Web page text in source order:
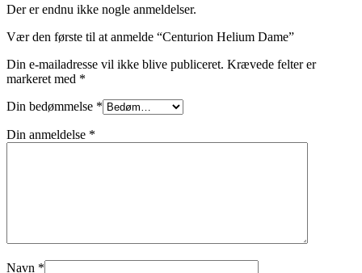
Der er endnu ikke nogle anmeldelser.
Vær den første til at anmelde “Centurion Helium Dame”
Din e-mailadresse vil ikke blive publiceret. Krævede felter er
markeret med *
Din bedømmelse *
Din anmeldelse *
Navn *